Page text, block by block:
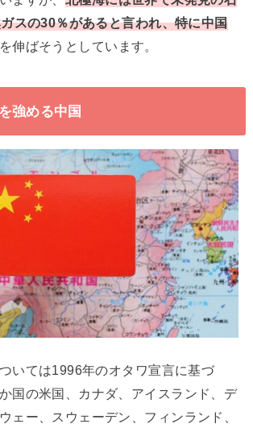
スの30％があると言われ、特に中国
伸ばそうとしています。
強める中国
いては1996年のオタワ宣言に基づ
国の米国、カナダ、アイスランド、デ
ェー、スウェーデン、フィンランド、